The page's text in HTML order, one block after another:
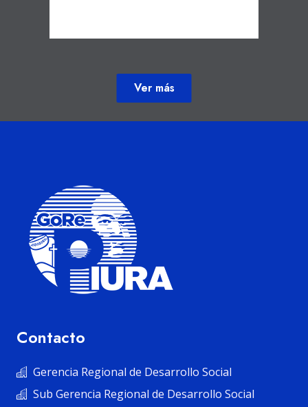
Ver más
Contacto
Gerencia Regional de Desarrollo Social
Sub Gerencia Regional de Desarrollo Social